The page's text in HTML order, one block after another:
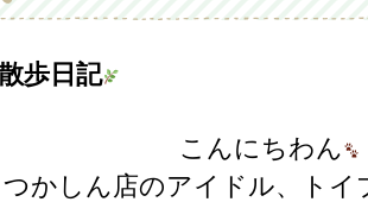
歩日記
こんにちわん
つかしん店のアイドル、トイ